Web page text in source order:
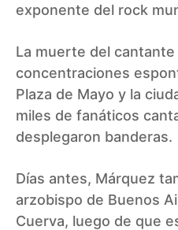
exponente del rock
La muerte del
concentraciones
Plaza de Mayo y la
miles de fanáticos
desplegaron banderas.
Días antes, Márquez
arzobispo de Buenos
Cuerva, luego de que